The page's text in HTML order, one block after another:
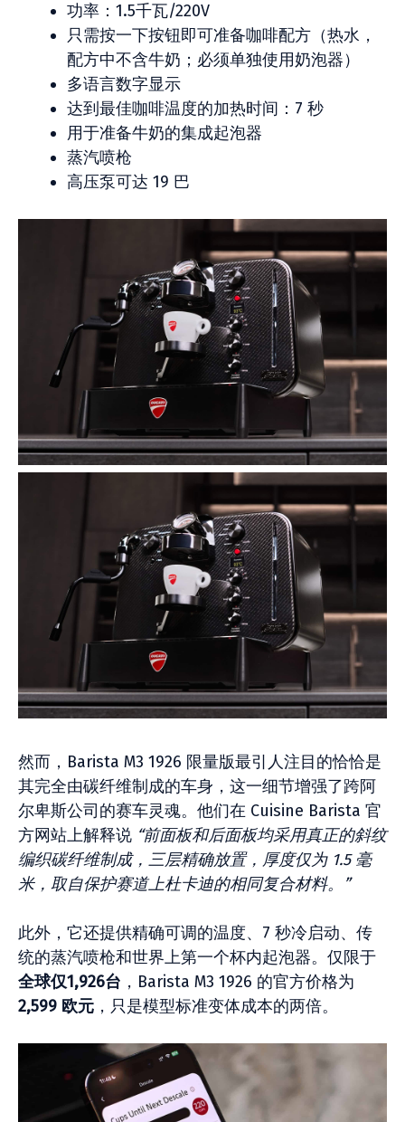
功率：1.5千瓦/220V
只需按一下按钮即可准备咖啡配方（热水，
配方中不含牛奶；必须单独使用奶泡器）
多语言数字显示
达到最佳咖啡温度的加热时间：7 秒
用于准备牛奶的集成起泡器
蒸汽喷枪
高压泵可达 19 巴
然而，Barista M3 1926 限量版最引人注目的恰恰是
其完全由碳纤维制成的车身，这一细节增强了跨阿
尔卑斯公司的赛车灵魂。他们在 Cuisine Barista 官
方网站上解释说 “前面板和后面板均采用真正的斜纹
编织碳纤维制成，三层精确放置，厚度仅为 1.5 毫
米，取自保护赛道上杜卡迪的相同复合材料。”
此外，它还提供精确可调的温度、7 秒冷启动、传
统的蒸汽喷枪和世界上第一个杯内起泡器。仅限于
全球仅1,926台 ，Barista M3 1926 的官方价格为
2,599 欧元 ，只是模型标准变体成本的两倍。